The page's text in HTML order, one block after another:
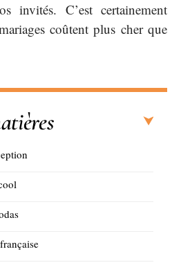
invités. C’est certainement
coûtent plus cher que